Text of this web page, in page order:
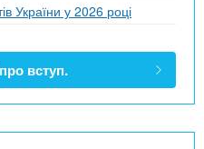
України у 2026 році
про вступ.